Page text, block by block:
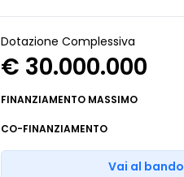
Dotazione Complessiva
€ 30.000.000
FINANZIAMENTO MASSIMO
CO-FINANZIAMENTO
Vai al bando